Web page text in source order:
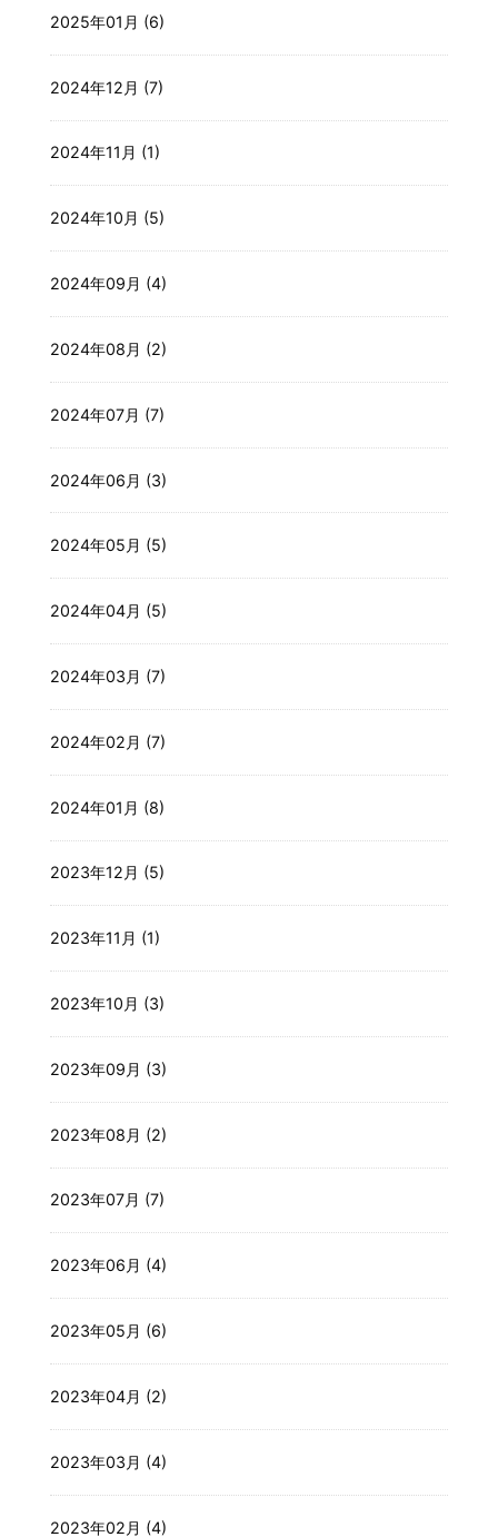
2025年01月 (6)
2024年12月 (7)
2024年11月 (1)
2024年10月 (5)
2024年09月 (4)
2024年08月 (2)
2024年07月 (7)
2024年06月 (3)
2024年05月 (5)
2024年04月 (5)
2024年03月 (7)
2024年02月 (7)
2024年01月 (8)
2023年12月 (5)
2023年11月 (1)
2023年10月 (3)
2023年09月 (3)
2023年08月 (2)
2023年07月 (7)
2023年06月 (4)
2023年05月 (6)
2023年04月 (2)
2023年03月 (4)
2023年02月 (4)